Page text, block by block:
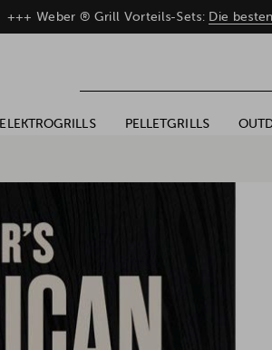
+++ Weber ® Grill Vorteils-Sets: Die
ELEKTROGRILLS PELLETGRILLS